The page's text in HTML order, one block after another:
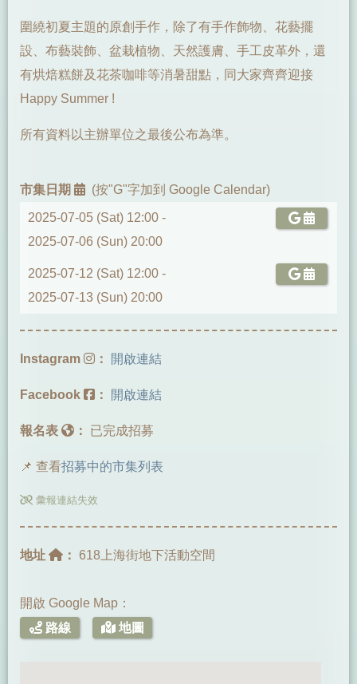
圍繞初夏主題的原創手作，除了有手作飾物、花藝擺
設、布藝裝飾、盆栽植物、天然護膚、手工皮革外，還
有烘焙糕餅及花茶咖啡等消暑甜點，同大家齊齊迎接
Happy Summer !
所有資料以主辦單位之最後公布為準。
市集日期 (按"G"字加到 Google Calendar)
2025-07-05 (Sat) 12:00 -
2025-07-06 (Sun) 20:00
2025-07-12 (Sat) 12:00 -
2025-07-13 (Sun) 20:00
Instagram ： 開啟連結
Facebook ： 開啟連結
報名表 ： 已完成招募
📌 查看招募中的市集列表
彙報連結失效
地址 ： 618上海街地下活動空間
開啟 Google Map：
路線
地圖